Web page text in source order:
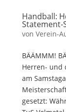
Handball:
Statement-
von Verein-
BÄÄMMM!
Herren- und
am
gesetzt: